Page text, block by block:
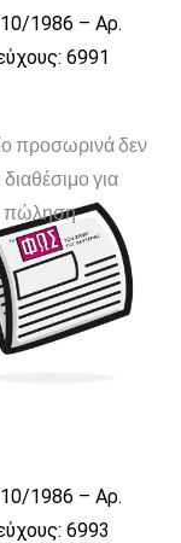
1986 – Αρ.
6991
προσωρινά δεν
διαθέσιμο για
πώληση
1986 – Αρ.
6993